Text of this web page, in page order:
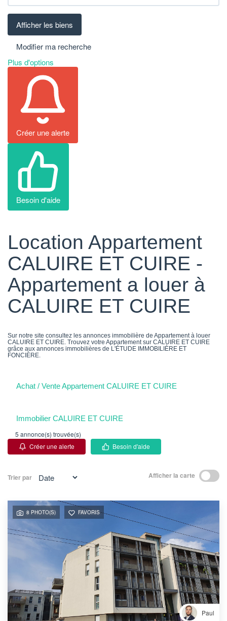
Modifier ma recherche
Plus d'options
Créer une alerte
Besoin d'aide
Location Appartement
CALUIRE ET CUIRE -
Appartement a louer à
CALUIRE ET CUIRE
Sur notre site consultez les annonces immobilière de Appartement à louer
CALUIRE ET CUIRE. Trouvez votre Appartement sur CALUIRE ET CUIRE
grâce aux annonces immobilières de L'ÉTUDE IMMOBILIÈRE ET
FONCIÈRE.
Achat / Vente Appartement CALUIRE ET CUIRE
Immobilier CALUIRE ET CUIRE
5 annonce(s) trouvée(s)
Créer une alerte
Besoin d'aide
Trier par Afficher la carte
8 PHOTO(S) FAVORIS
Paul